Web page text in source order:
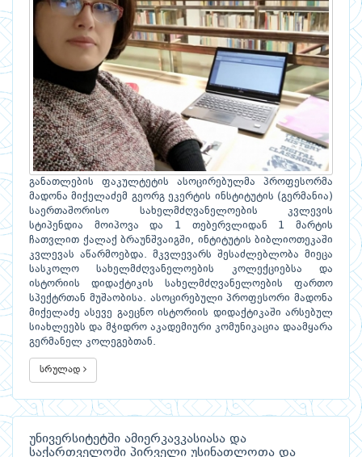
განათლების ფაკულტეტის ასოცირებულმა პროფესორმა
მადონა მიქელაძემ გეორგ ეკერტის ინსტიტუტის (გერმანია)
საერთაშორისო სახელმძღვანელოების კვლევის
სტიპენდია მოიპოვა და 1 თებერვლიდან 1 მარტის
ჩათვლით ქალაქ ბრაუნშვაიგში, ინტიტუტის ბიბლიოთეკაში
კვლევას აწარმოებდა. მკვლევარს შესაძლებლობა მიეცა
სასკოლო სახელმძღვანელოების კოლექციებსა და
ისტორიის დიდაქტიკის სახელმძღვანელოების ფართო
სპექტრთან მუშაობისა. ასოცირებული პროფესორი მადონა
მიქელაძე ასევე გაეცნო ისტორიის დიდაქტიკაში არსებულ
სიახლეებს და მჭიდრო აკადემიური კომუნიკაცია დაამყარა
გერმანელ კოლეგებთან.
სრულად
უნივერსიტეტში ამიერკავკასიასა და
საქართველოში პირველი უსინათლოთა და